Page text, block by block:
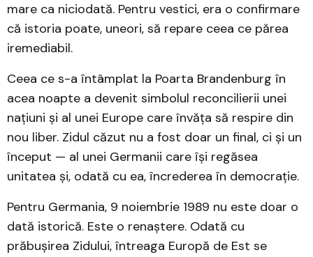
mare ca niciodată. Pentru vestici, era o confirmare
că istoria poate, uneori, să repare ceea ce părea
iremediabil.
Ceea ce s-a întâmplat la Poarta Brandenburg în
acea noapte a devenit simbolul reconcilierii unei
națiuni și al unei Europe care învăța să respire din
nou liber. Zidul căzut nu a fost doar un final, ci și un
început — al unei Germanii care își regăsea
unitatea și, odată cu ea, încrederea în democrație.
Pentru Germania, 9 noiembrie 1989 nu este doar o
dată istorică. Este o renaștere. Odată cu
prăbușirea Zidului, întreaga Europă de Est se